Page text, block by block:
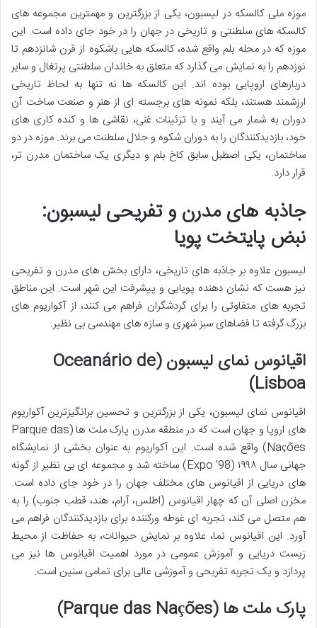
موزه ملی کالسکه در لیسبون، یکی از بزرگترین و مهمترین مجموعه های
کالسکه های سلطنتی و تاریخی در جهان را در خود جای داده است. این
موزه که در محله بلم واقع شده، کالسکه هایی باشکوه از قرن شانزدهم تا
نوزدهم را به نمایش می گذارد که متعلق به خاندان سلطنتی پرتغال و سایر
دربارهای اروپایی بوده اند. این کالسکه ها نه تنها به لحاظ تاریخی
ارزشمند هستند، بلکه نمونه های برجسته ای از هنر و صنعت ساخت آن
دوران به شمار می آیند و با تزئینات غنی، نقاشی ها و کنده کاری های
خود، بازدیدکنندگان را به دوران شکوه و جلال سلطنت می برند. موزه در دو
ساختمان، یکی اصطبل سابق کاخ بلم و دیگری یک ساختمان مدرن تر،
قرار دارد.
جاذبه های مدرن و تفریحی لیسبون:
نبض پایتخت پویا
لیسبون علاوه بر جاذبه های تاریخی، دارای بخش های مدرن و تفریحی
نیز هست که نشان دهنده پویایی و پیشرفت این شهر است. این مناطق
تجربه های متفاوتی را برای گردشگران فراهم می کنند، از آکواریوم های
بزرگ گرفته تا فضاهای سبز شهری و سازه های مهندسی بی نظیر.
اقیانوس نمای لیسبون (Oceanário de
Lisboa)
اقیانوس نمای لیسبون، یکی از بزرگترین و تحسین برانگیزترین آکواریوم
های اروپا و جهان است که در منطقه مدرن پارک ملت ها (Parque das
Nações) واقع شده است. این آکواریوم به عنوان بخشی از نمایشگاه
جهانی سال ۱۹۹۸ (Expo ’98) ساخته شد و مجموعه ای بی نظیر از گونه
های دریایی از اقیانوس های مختلف جهان را در خود جای داده است.
مخزن اصلی آن که چهار اقیانوس (اطلس، آرام، هند، قطب جنوب) را به
هم متصل می کند، تجربه ای غوطه ورکننده برای بازدیدکنندگان فراهم می
آورد. این اقیانوس نما، علاوه بر نمایش حیوانات، به حفاظت از محیط
زیست دریایی و آموزش عمومی در مورد اهمیت اقیانوس ها نیز می
پردازد و یک تجربه تفریحی و آموزشی عالی برای تمامی سنین است.
پارک ملت ها (Parque das Nações)